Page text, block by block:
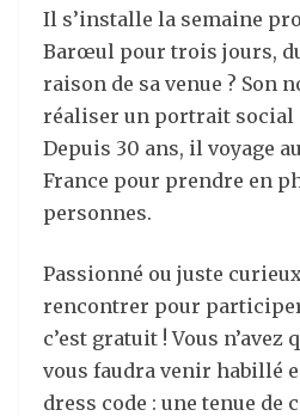
Il s’installe la semaine
Barœul pour trois jours, du
raison de sa venue ? Son
réaliser un portrait social
Depuis 30 ans, il voyage
France pour prendre en
personnes.
Passionné ou juste
rencontrer pour
c’est gratuit ! Vous n’avez
vous faudra venir habillé
dress code : une tenue de